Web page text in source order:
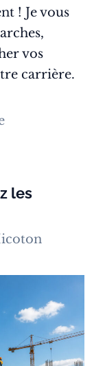
! Je vous
vos
carrière.
les